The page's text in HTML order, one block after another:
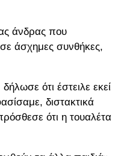
άνδρας που
άσχημες συνθήκες,
ότι έστειλε εκεί
διστακτικά
ότι η τουαλέτα